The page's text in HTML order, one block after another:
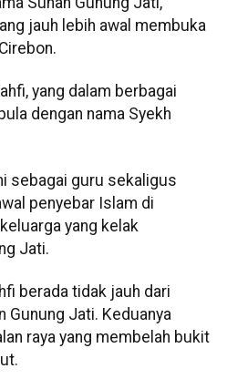
jauh lebih awal membuka
yang dalam berbagai
dengan nama Syekh
sebagai guru sekaligus
penyebar Islam di
yang kelak
Jati.
berada tidak jauh dari
Gunung Jati. Keduanya
raya yang membelah bukit